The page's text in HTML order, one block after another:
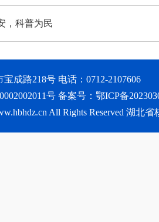
，科普为民
成路218号 电话：0712-2107606
号 备案号： 鄂ICP备
All Rights Reserved 湖北